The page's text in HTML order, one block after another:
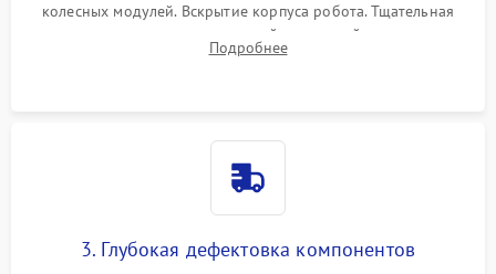
колесных модулей. Вскрытие корпуса робота. Тщательная
очистка внутренних полостей, шестерней и плат от
скопившейся пыли, волос и шерсти животных с
Подробнее
3. Глубокая дефектовка компонентов